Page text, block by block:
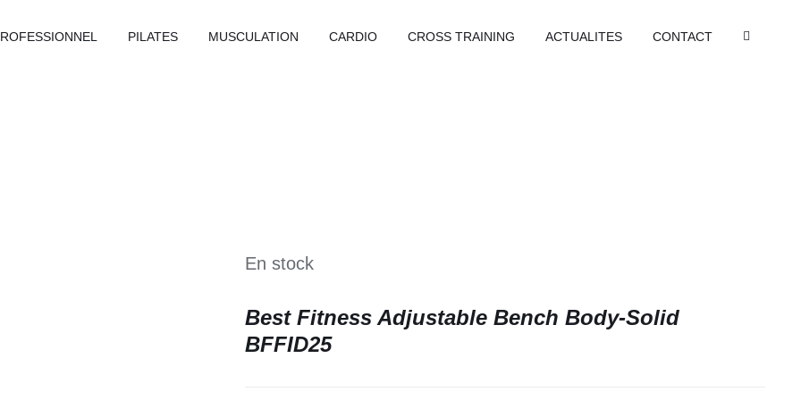
PILATES MUSCULATION CARDIO CROSS TRAINING ACTUALITES CONTACT
En stock
Best Fitness Adjustable Bench Body-Solid
BFFID25